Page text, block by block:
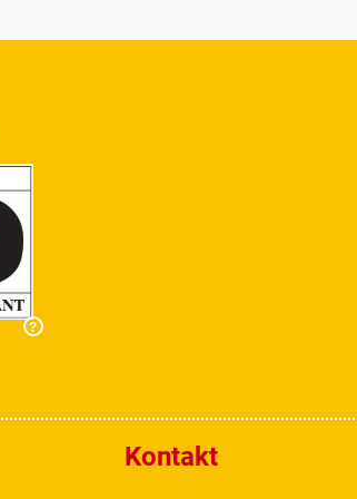
?
Kontakt